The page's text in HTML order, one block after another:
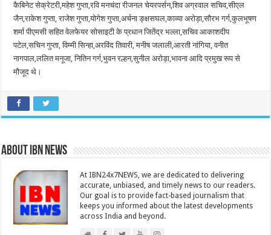
कैबिनेट सेक्रेटरी,महेश गुप्ता,रवि मनचंदा रीजनल चेयरपर्सन,शिव अग्रवाल सचिव,सीएल
जैन,राकेश गुप्ता, राजेश गुप्ता,योगेश गुप्ता,अर्चना ङ्क्षसघल,काव्या अरोड़ा,सौरभ गर्ग,कुलभूषण
शर्मा पीएमसी सहित वेलफेयर सोसाइटी के प्रधान जितेंद्र भल्ला,सचिव आकाशदीप
पटेल,सचिन गुप्ता, विम्मी सिन्हा,अरविंद तिवारी, मनीष जलाली,आरती नांगिया, वनीत
नागपाल,ललित मनूजा, नितिन गर्ग,भुवन रल्हन,सुनील अरोड़ा,भावना आदि प्रमुख रूप से
मौजूद थे।
About IBN NEWS
At IBN24x7NEWS, we are dedicated to delivering
accurate, unbiased, and timely news to our readers.
Our goal is to provide fact-based journalism that
keeps you informed about the latest developments
across India and beyond.